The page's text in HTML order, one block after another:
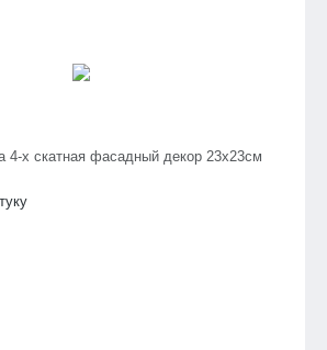
4-х скатная фасадный декор 23х23см